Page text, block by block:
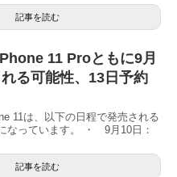
記事を読む
11 Proともに9月
る可能性、13日予約
11は、以下の日程で発売される
なっています。 ・ 9月10日：
記事を読む